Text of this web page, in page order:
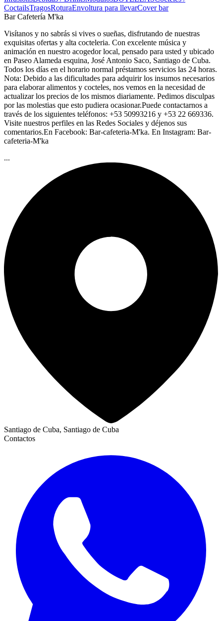
CoctailsTragosRoturaEnvoltura para llevarCover bar
Bar Cafetería M'ka
Visítanos y no sabrás si vives o sueñas, disfrutando de nuestras
exquisitas ofertas y alta cocteleria. Con excelente música y
animación en nuestro acogedor local, pensado para usted y ubicado
en Paseo Alameda esquina, José Antonio Saco, Santiago de Cuba.
Todos los días en el horario normal préstamos servicios las 24 horas.
Nota: Debido a las dificultades para adquirir los insumos necesarios
para elaborar alimentos y cocteles, nos vemos en la necesidad de
actualizar los precios de los mismos diariamente. Pedimos disculpas
por las molestias que esto pudiera ocasionar.Puede contactarnos a
través de los siguientes teléfonos: +53 50993216 y +53 22 669336.
Visite nuestros perfiles en las Redes Sociales y déjenos sus
comentarios.En Facebook: Bar-cafeteria-M'ka. En Instagram: Bar-
cafeteria-M'ka
...
Santiago de Cuba, Santiago de Cuba
Contactos